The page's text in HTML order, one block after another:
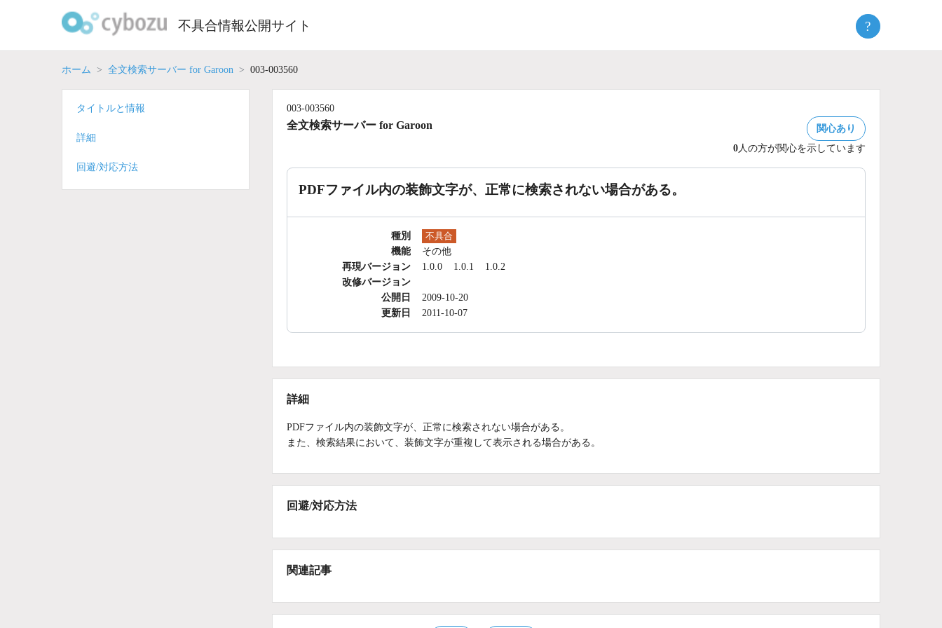
不具合情報公開サイト ?
ホーム 全文検索サーバー for Garoon 003-003560
003-003560
全文検索サーバー for Garoon
関心あり
0人の方が関心を示しています
PDFファイル内の装飾文字が、正常に検索されない場合がある。
種別 不具合
機能
その他
再現バージョン
1.0.0 1.0.1
1.0.2
改修バージョン
公開日
2009-10-20
更新日
2011-10-07
詳細
PDFファイル内の装飾文字が、正常に検索されない場合がある。
また、検索結果において、装飾文字が重複して表示される場合がある。
回避/対応方法
関連記事
タイトルと情報
詳細
回避/対応方法